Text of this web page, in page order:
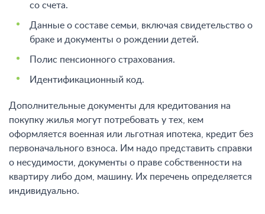
со счета.
Данные о составе семьи, включая свидетельство о
браке и документы о рождении детей.
Полис пенсионного страхования.
Идентификационный код.
Дополнительные документы для кредитования на
покупку жилья могут потребовать у тех, кем
оформляется военная или льготная ипотека, кредит без
первоначального взноса. Им надо представить справки
о несудимости, документы о праве собственности на
квартиру либо дом, машину. Их перечень определяется
индивидуально.